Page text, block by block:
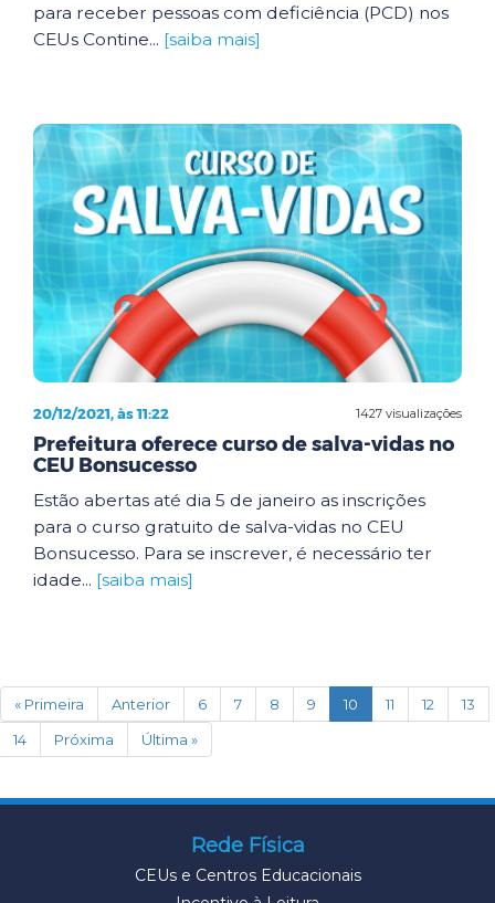
para receber pessoas com deficiência (PCD) nos
CEUs Contine... [saiba mais]
1427 visualizações
20/12/2021, às 11:22
Prefeitura oferece curso de salva-vidas no
CEU Bonsucesso
Estão abertas até dia 5 de janeiro as inscrições
para o curso gratuito de salva-vidas no CEU
Bonsucesso. Para se inscrever, é necessário ter
idade... [saiba mais]
« Primeira Anterior 6 7 8 9 10 (current)
11 12
13
14
Próxima Última »
Rede Física
CEUs e Centros Educacionais